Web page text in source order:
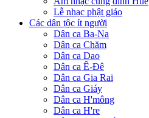
Lễ nhạc phật giáo
Các dân tộc ít người
Dân ca Ba-Na
Dân ca Chăm
Dân ca Dao
Dân ca Ê-Đê
Dân ca Gia Rai
Dân ca Giáy
Dân ca H'mông
Dân ca H're